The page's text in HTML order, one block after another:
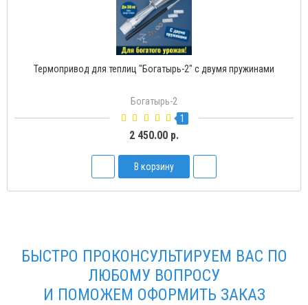
Термопривод для теплиц "Богатырь-2" с двумя пружинами
Богатырь-2
1
2 450.00 р.
В корзину
БЫСТРО ПРОКОНСУЛЬТИРУЕМ ВАС ПО
ЛЮБОМУ ВОПРОСУ
И ПОМОЖЕМ ОФОРМИТЬ ЗАКАЗ